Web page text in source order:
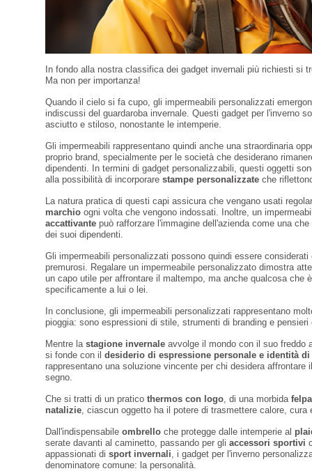
In fondo alla nostra classifica dei gadget invernali più richiesti si
Ma non per importanza!
Quando il cielo si fa cupo, gli impermeabili personalizzati
indiscussi del guardaroba invernale. Questi gadget per l'inverno
asciutto e stiloso, nonostante le intemperie.
Gli impermeabili rappresentano quindi anche una straordinaria
proprio brand, specialmente per le società che desiderano
dipendenti. In termini di gadget personalizzabili, questi oggetti
alla possibilità di incorporare stampe personalizzate che
La natura pratica di questi capi assicura che vengano usati
marchio ogni volta che vengono indossati. Inoltre, un
accattivante può rafforzare l'immagine dell'azienda come una
dei suoi dipendenti.
Gli impermeabili personalizzati possono quindi essere
premurosi. Regalare un impermeabile personalizzato dimostra
un capo utile per affrontare il maltempo, ma anche qualcosa che
specificamente a lui o lei.
In conclusione, gli impermeabili personalizzati rappresentano
pioggia: sono espressioni di stile, strumenti di branding e
Mentre la stagione invernale avvolge il mondo con il suo freddo
si fonde con il desiderio di espressione personale e identità di
rappresentano una soluzione vincente per chi desidera
segno.
Che si tratti di un pratico thermos con logo , di una morbida
natalizie , ciascun oggetto ha il potere di trasmettere calore, cura
Dall'indispensabile ombrello che protegge dalle intemperie al
serate davanti al caminetto, passando per gli accessori sportivi
appassionati di sport invernali , i gadget per l'inverno
denominatore comune: la personalità.